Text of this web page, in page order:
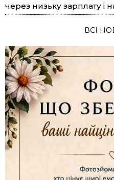
через низьку зарплату і
ВСІ